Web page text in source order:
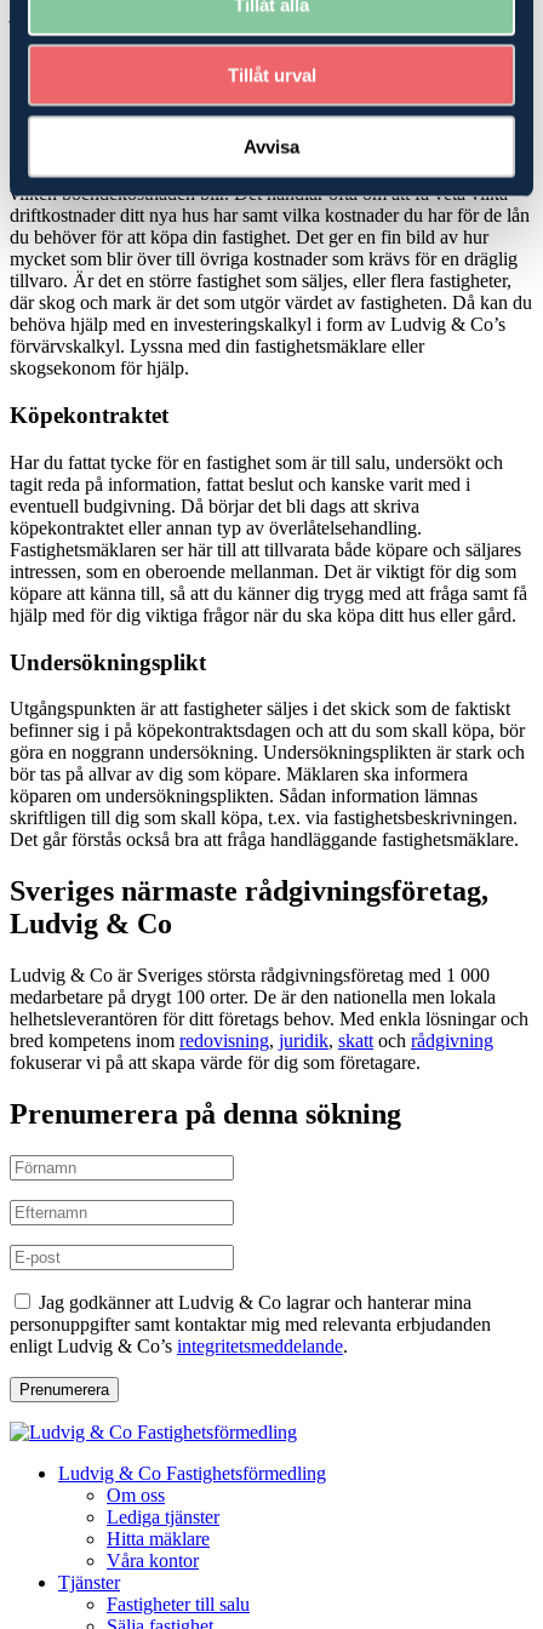
Tillåt alla
Tillåt urval
Avvisa
juridik, som kan hjälpa dig att hitta den bästa möjliga lösningen när
du ska köpaskogeller jordbruk-/lantbruksfastighet.
Köp- och investeringskalkyler
finns ett hus att bo i men mindre marker, kan du bli hjälpt av att be
dinfastighetsmäklareom en boendekostnadskalkyl för att veta
vilken boendekostnaden blir. Det handlar ofta om att få veta vilka
driftkostnader ditt nya hus har samt vilka kostnader du har för de lån
du behöver för att köpa din fastighet. Det ger en fin bild av hur
mycket som blir över till övriga kostnader som krävs för en dräglig
tillvaro. Är det en större fastighet som säljes, eller flera fastigheter,
där skog och mark är det som utgör värdet av fastigheten. Då kan du
behöva hjälp med en investeringskalkyl i form av Ludvig & Co’s
förvärvskalkyl. Lyssna med din fastighetsmäklare eller
skogsekonom för hjälp.
Köpekontraktet
Har du fattat tycke för en fastighet som är till salu, undersökt och
tagit reda på information, fattat beslut och kanske varit med i
eventuell budgivning. Då börjar det bli dags att skriva
köpekontraktet eller annan typ av överlåtelsehandling.
Fastighetsmäklaren ser här till att tillvarata både köpare och säljares
intressen, som en oberoende mellanman. Det är viktigt för dig som
köpare att känna till, så att du känner dig trygg med att fråga samt få
hjälp med för dig viktiga frågor när du ska köpa ditt hus eller gård.
Undersökningsplikt
Utgångspunkten är att fastigheter säljes i det skick som de faktiskt
befinner sig i på köpekontraktsdagen och att du som skall köpa, bör
göra en noggrann undersökning. Undersökningsplikten är stark och
bör tas på allvar av dig som köpare. Mäklaren ska informera
köparen om undersökningsplikten. Sådan information lämnas
skriftligen till dig som skall köpa, t.ex. via fastighetsbeskrivningen.
Det går förstås också bra att fråga handläggande fastighetsmäklare.
Sveriges närmaste rådgivningsföretag,
Ludvig & Co
Ludvig & Co är Sveriges största rådgivningsföretag med 1 000
medarbetare på drygt 100 orter. De är den nationella men lokala
helhetsleverantören för ditt företags behov. Med enkla lösningar och
bred kompetens inom redovisning, juridik, skatt och rådgivning
fokuserar vi på att skapa värde för dig som företagare.
Prenumerera på denna sökning
Jag godkänner att Ludvig & Co lagrar och hanterar mina
personuppgifter samt kontaktar mig med relevanta erbjudanden
enligt Ludvig & Co’s integritetsmeddelande.
Prenumerera
Ludvig & Co Fastighetsförmedling
Om oss
Lediga tjänster
Hitta mäklare
Våra kontor
Tjänster
Fastigheter till salu